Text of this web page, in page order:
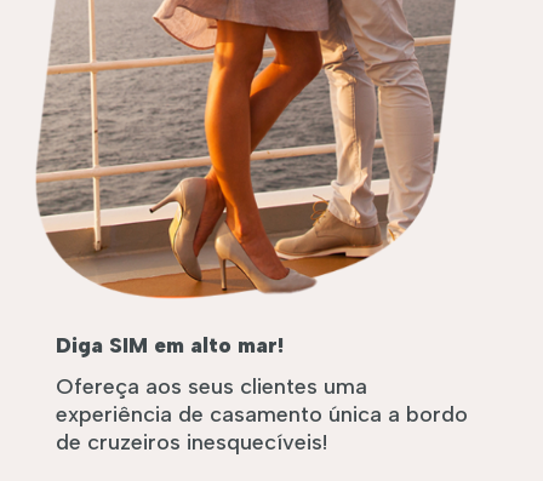
Diga SIM em alto mar!
Ofereça aos seus clientes uma
experiência de casamento única a bordo
de cruzeiros inesquecíveis!